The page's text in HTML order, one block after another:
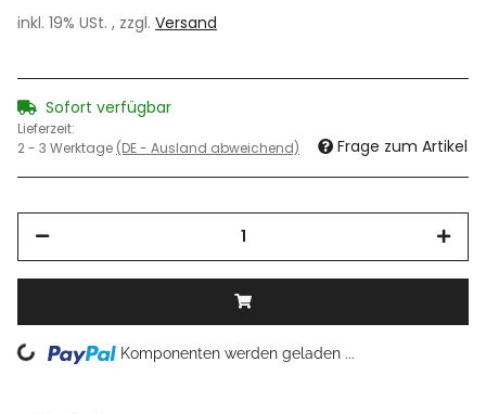
inkl. 19% USt. , zzgl. Versand
Sofort verfügbar
Lieferzeit:
2 - 3 Werktage (DE - Ausland abweichend) Frage zum Artikel
Loading... Komponenten werden geladen ...